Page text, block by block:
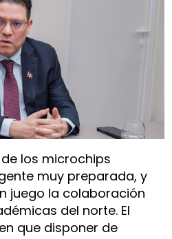
los microchips
muy preparada, y
juego la colaboración
del norte. El
que disponer de